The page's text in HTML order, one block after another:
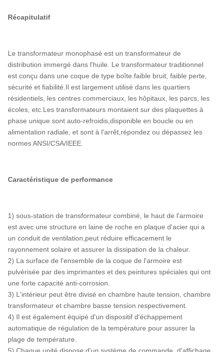
Récapitulatif
Le transformateur monophasé est un transformateur de
distribution immergé dans l'huile. Le transformateur traditionnel
est conçu dans une coque de type boîte.faible bruit, faible perte,
sécurité et fiabilité.Il est largement utilisé dans les quartiers
résidentiels, les centres commerciaux, les hôpitaux, les parcs, les
écoles, etc.Les transformateurs montaient sur des plaquettes à
phase unique sont auto-refroidis,disponible en boucle ou en
alimentation radiale, et sont à l'arrêt,répondez ou dépassez les
normes ANSI/CSA/IEEE.
Caractéristique de performance
1) sous-station de transformateur combiné, le haut de l'armoire
est avec une structure en laine de roche en plaque d'acier qui a
un conduit de ventilation,peut réduire efficacement le
rayonnement solaire et assurer la dissipation de la chaleur.
2) La surface de l'ensemble de la coque de l'armoire est
pulvérisée par des imprimantes et des peintures spéciales qui ont
une forte capacité anti-corrosion.
3) L'intérieur peut être divisé en chambre haute tension, chambre
transformateur et chambre basse tension respectivement.
4) Il est également équipé d'un dispositif d'échappement
automatique de régulation de la température pour assurer la
plage de température.